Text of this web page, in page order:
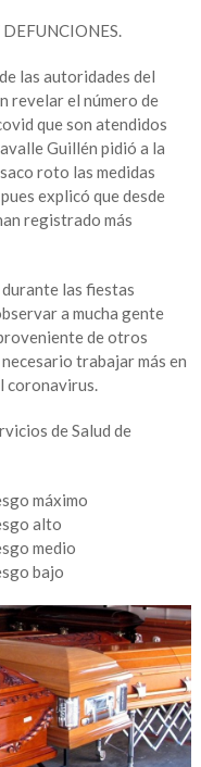
DEFUNCIONES.
las autoridades del
revelar el número de
que son atendidos
Guillén pidió a la
roto las medidas
explicó que desde
registrado más
las fiestas
a mucha gente
de otros
trabajar más en
coronavirus.
de Salud de
máximo
alto
medio
bajo